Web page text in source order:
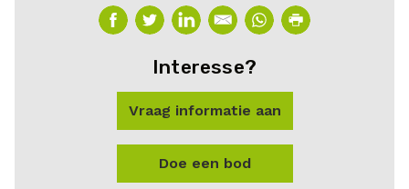
Interesse?
Vraag informatie aan
Doe een bod